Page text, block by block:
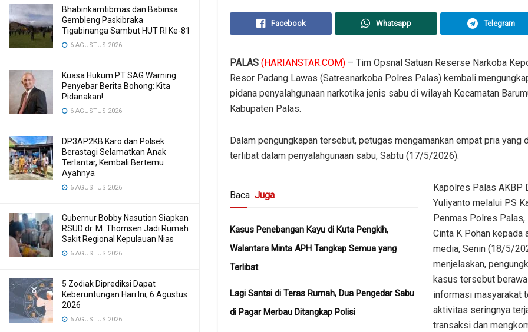
Bhabinkamtibmas dan Babinsa
Gembleng Paskibraka
Tigabinanga Sambut HUT RI Ke-81
6 AGUSTUS 2026
Kuasa Hukum PT SAG Warning
Penyebar Berita Bohong: Kita
Pidanakan!
6 AGUSTUS 2026
DP3AP2KB Karo dan Polsek
Berastagi Selamatkan Anak
Terlantar, Kembali Bertemu
Ayahnya
6 AGUSTUS 2026
Gubernur Bobby Nasution Siapkan
RSUD dr. M. Thomsen Jadi Rumah
Sakit Regional Kepulauan Nias
6 AGUSTUS 2026
5 Zodiak Diprediksi Dapat
Keberuntungan Hari Ini, 6 Agustus
2026
6 AGUSTUS 2026
Facebook Whatsapp Telegram
PALAS (HARIANSTAR.COM) – Tim Opsnal Satuan Reserse Narkoba
Resor Padang Lawas (Satresnarkoba Polres Palas) kembali
pidana penyalahgunaan narkotika jenis sabu di wilayah Kecamatan
Kabupaten Palas.
Dalam pengungkapan tersebut, petugas mengamankan empat pria yang
terlibat dalam penyalahgunaan sabu, Sabtu (17/5/2026).
Baca Juga
Kasus Penebangan Kayu di Kuta Pengkih,
Walantara Minta APH Tangkap Semua yang
Terlibat
Lagi Santai di Teras Rumah, Dua Pengedar Sabu
di Pagar Merbau Ditangkap Polisi
Kapolres Palas AKBP
Yuliyanto melalui PS
Penmas Polres Palas,
Cinta K Pohan kepada
media, Senin (18/5/
menjelaskan,
kasus tersebut
informasi masyarakat
aktivitas seringnya
transaksi dan